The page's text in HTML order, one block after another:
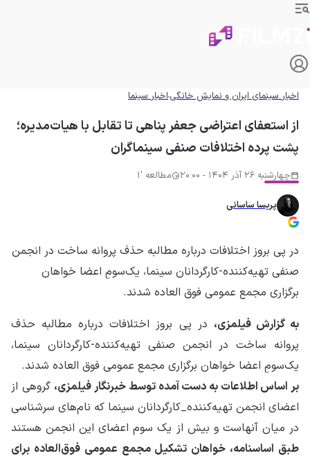
اخبار سینمای ایران و نمایش خانگیاخبار سینما
از استعفای اعتراضی جعفر پناهی تا تقابل با هیات‌مدیره؛
پشت پرده اختلافات صنفی سینماگران
چهارشنبه 26 آذر 1404 - 20:00 مطالعه '1
پریسا ساسانی
در پی بروز اختلافات درباره مطالبه حذف پروانه ساخت در انجمن
صنفی تهیه‌کننده-کارگردانان سینما، یک‌سومِ اعضا خواهان
برگزاری مجمع عمومی فوق العاده شدند.
به گزارش فیلمزی، در پی بروز اختلافات درباره مطالبه حذف
پروانه ساخت در انجمن صنفی تهیه‌کننده-کارگردانان سینما،
یک‌سومِ اعضا خواهان برگزاری مجمع عمومی فوق العاده شدند.
بر اساس اطلاعات به دست آمده توسط خبرنگار فیلمزی، گروهی از
اعضای انجمن تهیه‌کننده_کارگردانان سینما که نام‌های سرشناسی
در میان آنهاست و بیش از یک سوم اعضای این انجمن هستند
طبق اساسنامه، خواهان تشکیل مجمع عمومی فوق‌العاده برای